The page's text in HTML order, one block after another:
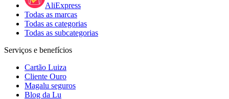
AliExpress
Todas as marcas
Todas as categorias
Todas as subcategorias
Serviços e benefícios
Cartão Luiza
Cliente Ouro
Magalu seguros
Blog da Lu